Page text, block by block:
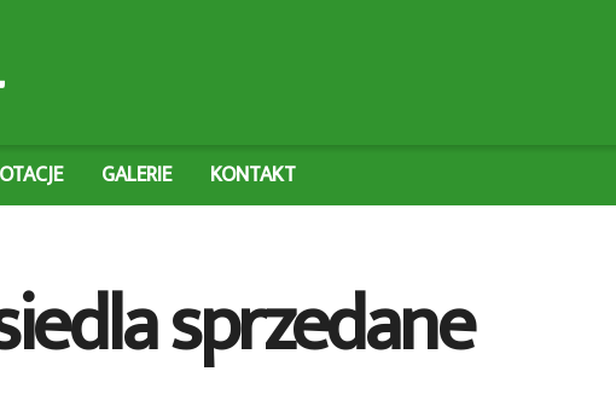
GALERIE KONTAKT
sprzedane